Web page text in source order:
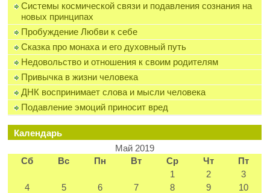
Системы космической связи и подавления сознания на
новых принципах
Пробуждение Любви к себе
Сказка про монаха и его духовный путь
Недовольство и отношения к своим родителям
Привычка в жизни человека
ДНК воспринимает слова и мысли человека
Подавление эмоций приносит вред
Календарь
Май 2019
Сб
Вс Пн Вт Ср Чт Пт
1 2
3
4
5 6 7 8 9
10